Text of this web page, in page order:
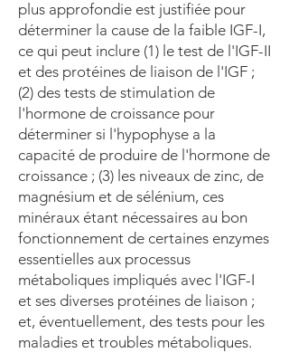
plus approfondie est justifiée pour
déterminer la cause de la faible IGF-I,
ce qui peut inclure (1) le test de l'IGF-II
et des protéines de liaison de l'IGF ;
(2) des tests de stimulation de
l'hormone de croissance pour
déterminer si l'hypophyse a la
capacité de produire de l'hormone de
croissance ; (3) les niveaux de zinc, de
magnésium et de sélénium, ces
minéraux étant nécessaires au bon
fonctionnement de certaines enzymes
essentielles aux processus
métaboliques impliqués avec l'IGF-I
et ses diverses protéines de liaison ;
et, éventuellement, des tests pour les
maladies et troubles métaboliques.